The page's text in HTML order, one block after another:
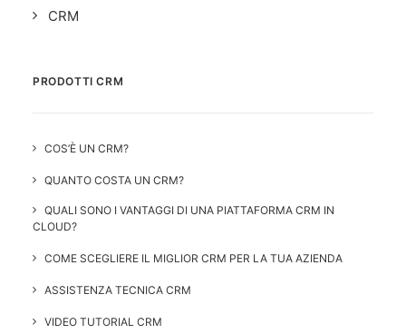
CRM
PRODOTTI CRM
COS’È UN CRM?
QUANTO COSTA UN CRM?
QUALI SONO I VANTAGGI DI UNA PIATTAFORMA CRM IN
CLOUD?
COME SCEGLIERE IL MIGLIOR CRM PER LA TUA AZIENDA
ASSISTENZA TECNICA CRM
VIDEO TUTORIAL CRM